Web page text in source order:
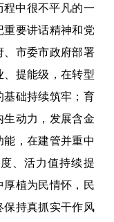
程中很不平凡的一
重要讲话精神和党
、市委市政府部署
、提能级，在转型
基础持续筑牢；育
生动力，发展含金
，在建管并重中
、活力值持续提
厚植为民情怀，民
保持真抓实干作风